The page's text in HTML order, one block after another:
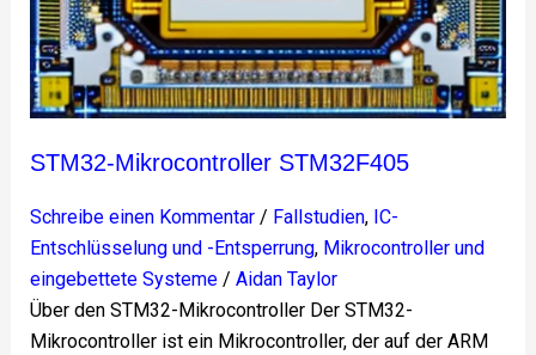
STM32-Mikrocontroller STM32F405
Schreibe einen Kommentar / Fallstudien, IC-
Entschlüsselung und -Entsperrung, Mikrocontroller und
eingebettete Systeme/ Aidan Taylor
Über den STM32-Mikrocontroller Der STM32-
Mikrocontroller ist ein Mikrocontroller, der auf der ARM